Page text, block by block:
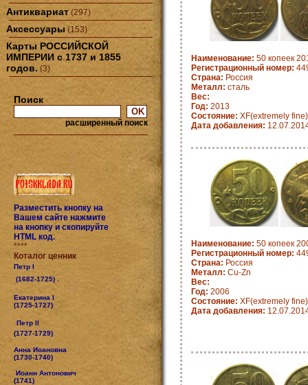
Антиквариат (297)
Аксессуары (153)
Карты РОССИЙСКОЙ
ИМПЕРИИ с 1737 и 1855
годов. (3)
Поиск
расширенный поиск
Разместить кнопку на
Вашем сайте нажмите
на кнопку и скопируйте
HTML код.
****
Коталог ценник
Петр I
(1682-1725) .
Екатерина I
(1725-1727)
Петр II
(1727-1729)
Анна Иоановна
(1730-1740)
Иоанн Антонович
(1741)
Наименование: 50 копеек
Регистрационный номер:
Страна: Россия
Металл: сталь
Вес:
Год: 2013
Состояние: XF(extremely fine)
Дата добавления:
Наименование: 50 копеек
Регистрационный номер:
Страна: Россия
Металл: Cu-Zn
Вес:
Год: 2006
Состояние: XF(extremely fine)
Дата добавления: